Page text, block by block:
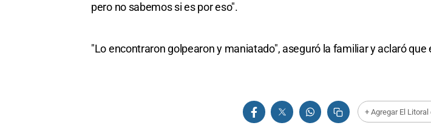
pero no sabemos si es por eso".
"Lo encontraron golpearon y maniatado", aseguró la familiar y aclaró que
+ Agregar El Litoral